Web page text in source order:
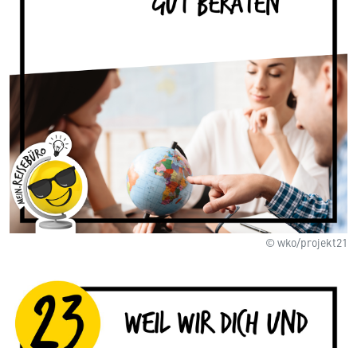
© wko/projekt21